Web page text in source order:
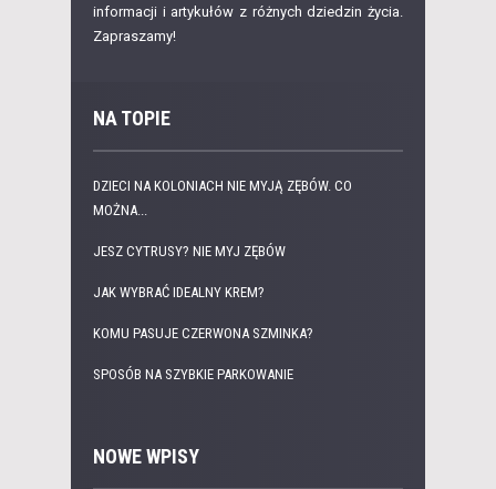
informacji i artykułów z różnych dziedzin życia.
Zapraszamy!
NA TOPIE
DZIECI NA KOLONIACH NIE MYJĄ ZĘBÓW. CO
MOŻNA...
JESZ CYTRUSY? NIE MYJ ZĘBÓW
JAK WYBRAĆ IDEALNY KREM?
KOMU PASUJE CZERWONA SZMINKA?
SPOSÓB NA SZYBKIE PARKOWANIE
NOWE WPISY